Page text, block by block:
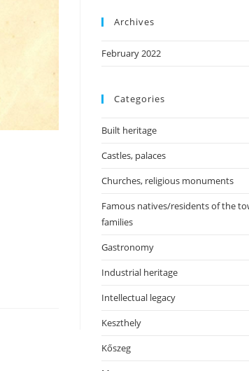
Archives
February 2022
Categories
Built heritage
Castles, palaces
Churches, religious monuments
Famous natives/residents of the
families
Gastronomy
Industrial heritage
Intellectual legacy
Keszthely
Kőszeg